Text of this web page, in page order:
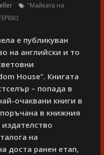
"Майката на
е публикуван
на английски и то
House”. Книгата
– попада в
очаквани книги в
в книжния
на
доста ранен етап,